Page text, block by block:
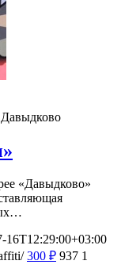
Давыдково
«Давыдково»
16T12:29:00+03:00
300 ₽ 937 1